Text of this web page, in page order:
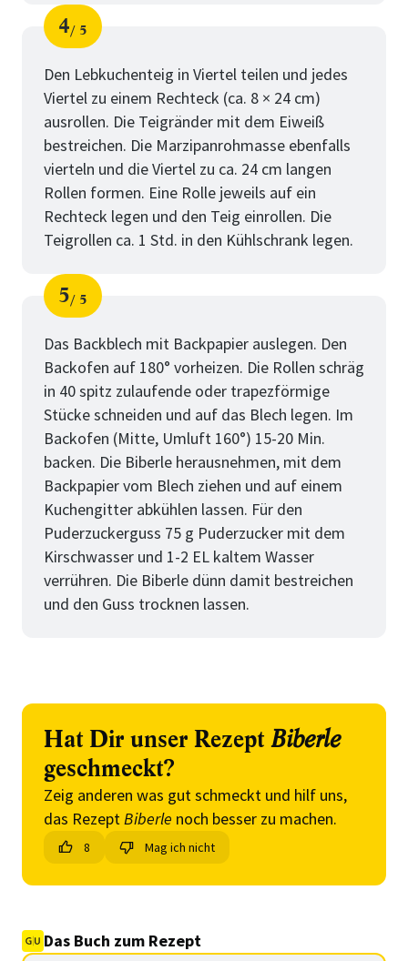
Schritt
4
von
5
Den Lebkuchenteig in Viertel teilen und jedes
Viertel zu einem Rechteck (ca. 8 × 24 cm)
ausrollen. Die Teigränder mit dem Eiweiß
bestreichen. Die Marzipanrohmasse ebenfalls
vierteln und die Viertel zu ca. 24 cm langen
Rollen formen. Eine Rolle jeweils auf ein
Rechteck legen und den Teig einrollen. Die
Teigrollen ca. 1 Std. in den Kühlschrank legen.
Schritt
5
von
5
Das Backblech mit Backpapier auslegen. Den
Backofen auf 180° vorheizen. Die Rollen schräg
in 40 spitz zulaufende oder trapezförmige
Stücke schneiden und auf das Blech legen. Im
Backofen (Mitte, Umluft 160°) 15-20 Min.
backen. Die Biberle herausnehmen, mit dem
Backpapier vom Blech ziehen und auf einem
Kuchengitter abkühlen lassen. Für den
Puderzuckerguss 75 g Puderzucker mit dem
Kirschwasser und 1-2 EL kaltem Wasser
verrühren. Die Biberle dünn damit bestreichen
und den Guss trocknen lassen.
Hat Dir unser Rezept Biberle
geschmeckt?
Zeig anderen was gut schmeckt und hilf uns,
das RezeptBiberle noch besser zu machen.
8 Mag ich nicht
Das Buch zum Rezept